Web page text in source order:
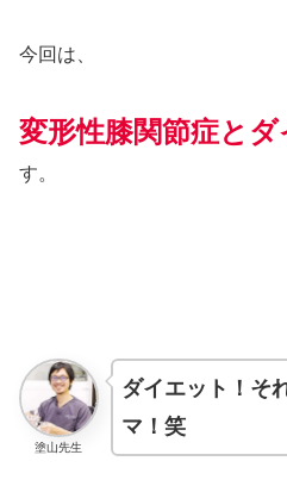
今回は、
変形性膝関節症とダ
す。
塗山先生
ダイエット！そ
マ！笑